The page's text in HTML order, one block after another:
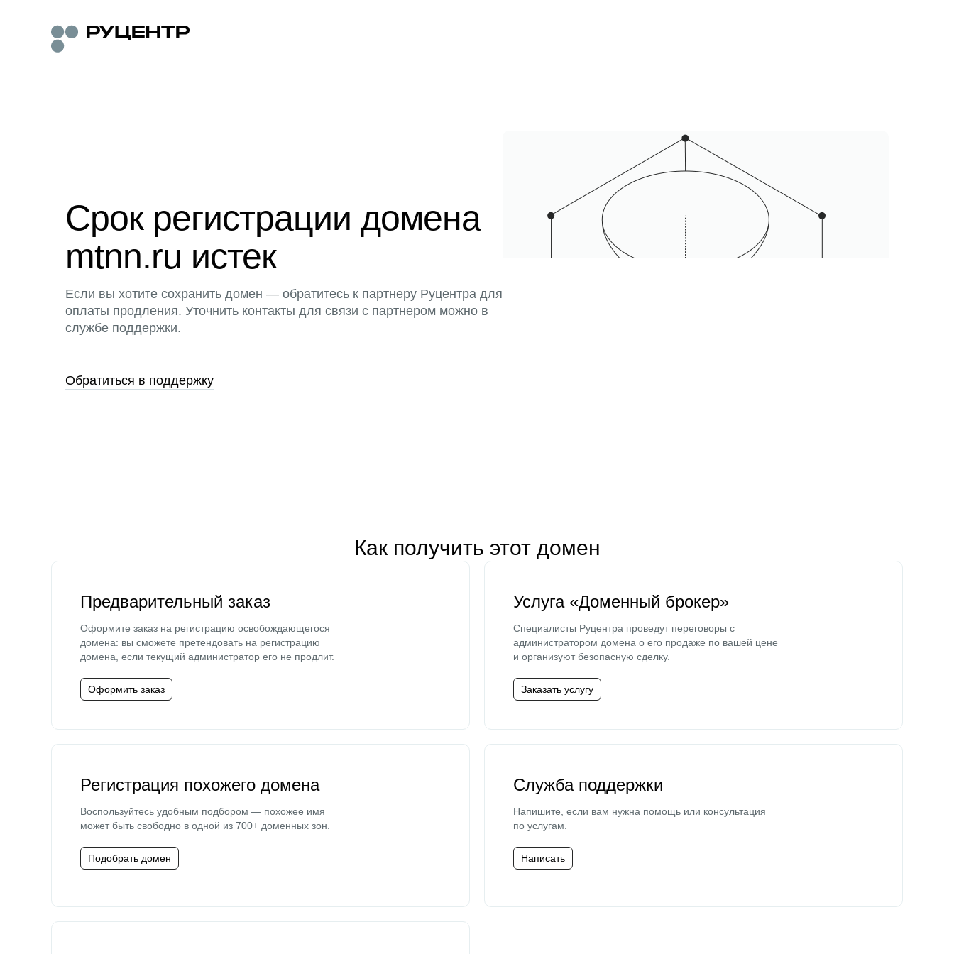
Срок регистрации домена
mtnn.ru истек
Если вы хотите сохранить домен — обратитесь к партнеру Руцентра для
оплаты продления. Уточнить контакты для связи с партнером можно в
службе поддержки.
Обратиться в поддержку
Как получить этот домен
Предварительный заказ
Оформите заказ на регистрацию освобождающегося
домена: вы сможете претендовать на регистрацию
домена, если текущий администратор его не продлит.
Оформить заказ
Услуга «Доменный брокер»
Специалисты Руцентра проведут переговоры с
администратором домена о его продаже по вашей цене
и организуют безопасную сделку.
Заказать услугу
Регистрация похожего домена
Воспользуйтесь удобным подбором — похожее имя
может быть свободно в одной из 700+ доменных зон.
Подобрать домен
Служба поддержки
Напишите, если вам нужна помощь или консультация
по услугам.
Написать